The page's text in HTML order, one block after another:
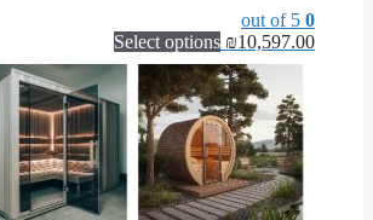
0
₪10,597.00
Select options